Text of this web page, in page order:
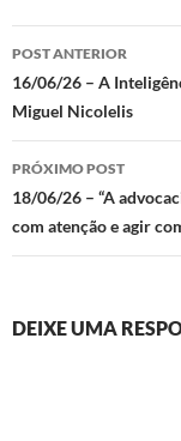
Navegação
de
posts
POST ANTERIOR
16/06/26 – A
Miguel Nicolelis
PRÓXIMO POST
18/06/26 – “A
com atenção e agir
DEIXE UMA